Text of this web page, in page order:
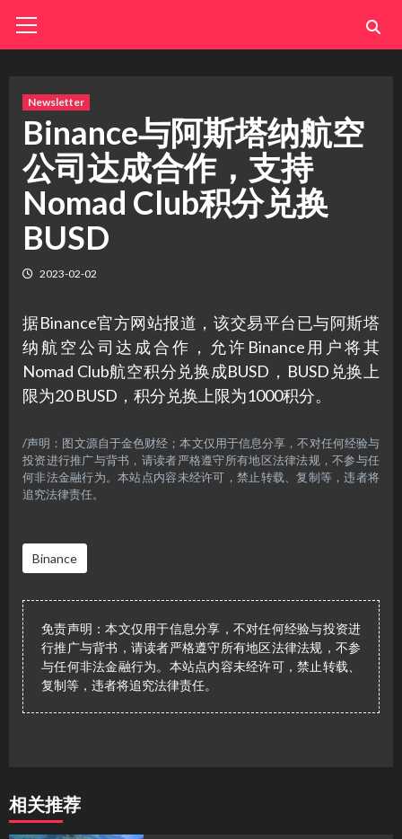
Menu
Newsletter
Binance与阿斯塔纳航空
公司达成合作，支持
Nomad Club积分兑换
BUSD
2023-02-02
据Binance官方网站报道，该交易平台已与阿斯塔
纳航空公司达成合作，允许Binance用户将其
Nomad Club航空积分兑换成BUSD，BUSD兑换上
限为20 BUSD，积分兑换上限为1000积分。
/声明：图文源自于金色财经；本文仅用于信息分享，不对任何经验与
投资进行推广与背书，请读者严格遵守所有地区法律法规，不参与任
何非法金融行为。本站点内容未经许可，禁止转载、复制等，违者将
追究法律责任。
Binance
免责声明：本文仅用于信息分享，不对任何经验与投资进
行推广与背书，请读者严格遵守所有地区法律法规，不参
与任何非法金融行为。本站点内容未经许可，禁止转载、
复制等，违者将追究法律责任。
相关推荐